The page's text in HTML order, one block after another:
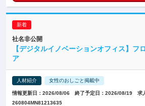
社名非公開
【デジタルイノベーションオフィス】フ
ア
人材紹介 女性のおしごと掲載中
情報更新日：2026/08/06 終了予定日：2026/08/19 求
260804MN81213635